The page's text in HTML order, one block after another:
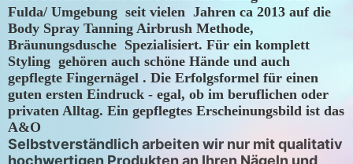
Fulda/ Umgebung seit vielen Jahren ca 2013 auf die
Body Spray Tanning Airbrush Methode,
Bräunungsdusche Spezialisiert. Für ein komplett
Styling gehören auch schöne Hände und auch
gepflegte Fingernägel . Die Erfolgsformel für einen
guten ersten Eindruck - egal, ob im beruflichen oder
privaten Alltag. Ein gepflegtes Erscheinungsbild ist das
A&O
Selbstverständlich arbeiten wir nur mit qualitativ
hochwertigen Produkten an Ihren Nägeln und